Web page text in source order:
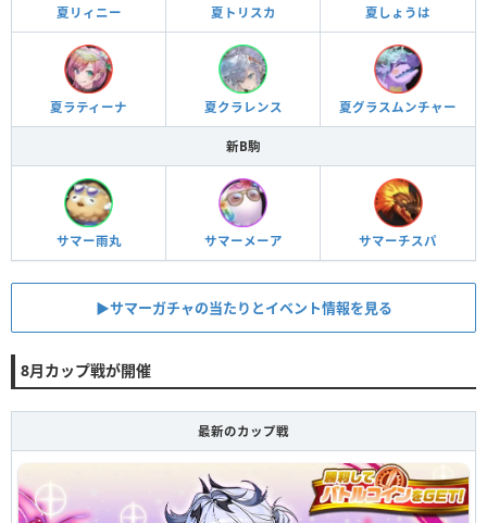
夏リィニー 夏トリスカ 夏しょうは
夏ラティーナ 夏クラレンス 夏グラスムンチャー
新B駒
サマー雨丸 サマーメーア サマーチスパ
▶︎サマーガチャの当たりとイベント情報を見る
8月カップ戦が開催
最新のカップ戦